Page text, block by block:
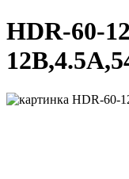
HDR-60-